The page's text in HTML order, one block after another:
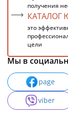
получения
КАТАЛОГ
это
цели
Мы в
page
viber